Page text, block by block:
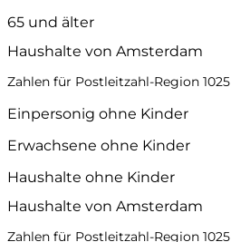
65 und älter
Haushalte von Amsterdam
Zahlen für Postleitzahl-Region 1025
Einpersonig ohne Kinder
Erwachsene ohne Kinder
Haushalte ohne Kinder
Haushalte von Amsterdam
Zahlen für Postleitzahl-Region 1025